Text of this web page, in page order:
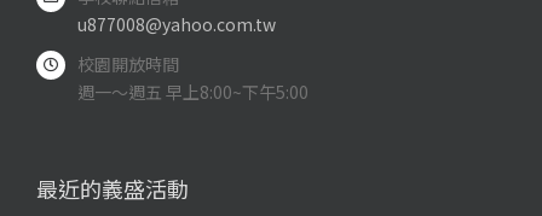
u877008@yahoo.com.tw
校園開放時間
週一～週五 早上8:00~下午5:00
最近的義盛活動